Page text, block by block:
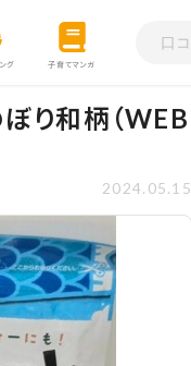
グ 子育てマンガ
り和柄（WEB
2024.05.15